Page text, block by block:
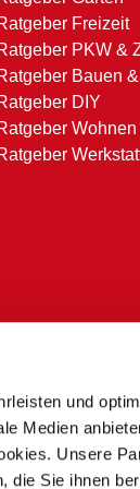
und
Medien
Unsere
Sie ihnen
Freizeit
PKW &
Bauen
DIY
Wohnen